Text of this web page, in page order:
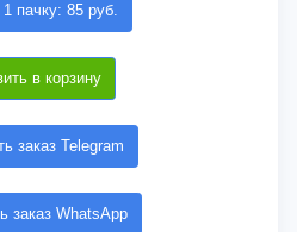
пачку: 85 руб.
в корзину
заказ Telegram
заказ WhatsApp